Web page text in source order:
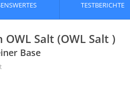
TESTBERICHTE
Salt (OWL Salt )
Base